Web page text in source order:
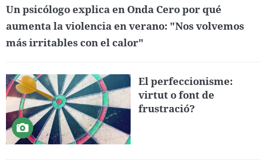
Un psicólogo explica en Onda Cero por qué
aumenta la violencia en verano: "Nos volvemos
más irritables con el calor"
El perfeccionisme:
virtut o font de
frustració?